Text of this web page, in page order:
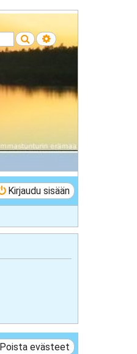
Etsi Tarkennettu haku
Kirjaudu sisään
Poista evästeet